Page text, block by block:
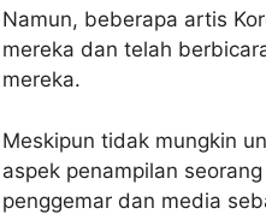
Namun, beberapa artis
mereka dan telah
mereka.
Meskipun tidak mungkin
aspek penampilan
penggemar dan media